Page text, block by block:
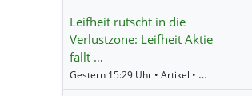
Leifheit rutscht in die
Verlustzone: Leifheit Aktie
fällt …
Gestern 15:29 Uhr • Artikel • BörsenNEWS.de